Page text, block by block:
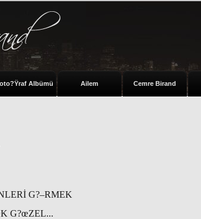
Albümü Ailem Cemre Birand
G?–RMEK
G?œZEL...